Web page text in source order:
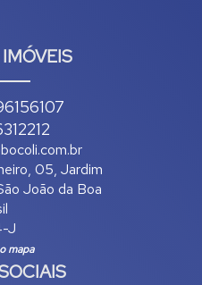
, 05, Jardim
João da Boa
J
mapa